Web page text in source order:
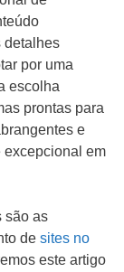
detalhes
por uma
escolha
prontas para
e
excepcional em
são as
de sites no
este artigo